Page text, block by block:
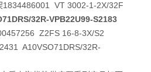
1834486001 VT 3002-1-2X/32F
32R-VPB22U99-S2183
Z2FS 16-8-3X/S2
A10VSO71DRS/32R-